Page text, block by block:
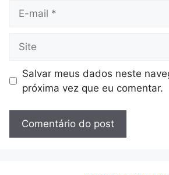
mail
Salvar meus dados neste
próxima vez que eu comentar.